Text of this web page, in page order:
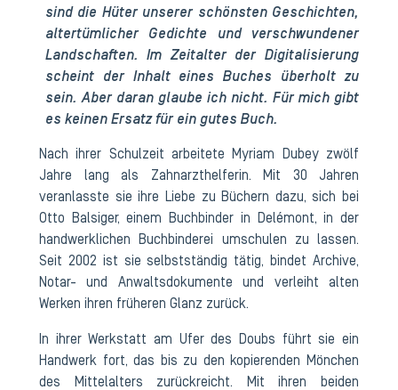
sind die Hüter unserer schönsten Geschichten,
altertümlicher Gedichte und verschwundener
Landschaften. Im Zeitalter der Digitalisierung
scheint der Inhalt eines Buches überholt zu
sein. Aber daran glaube ich nicht. Für mich gibt
es keinen Ersatz für ein gutes Buch.
Nach ihrer Schulzeit arbeitete Myriam Dubey zwölf
Jahre lang als Zahnarzthelferin. Mit 30 Jahren
veranlasste sie ihre Liebe zu Büchern dazu, sich bei
Otto Balsiger, einem Buchbinder in Delémont, in der
handwerklichen Buchbinderei umschulen zu lassen.
Seit 2002 ist sie selbstständig tätig, bindet Archive,
Notar- und Anwaltsdokumente und verleiht alten
Werken ihren früheren Glanz zurück.
In ihrer Werkstatt am Ufer des Doubs führt sie ein
Handwerk fort, das bis zu den kopierenden Mönchen
des Mittelalters zurückreicht. Mit ihren beiden